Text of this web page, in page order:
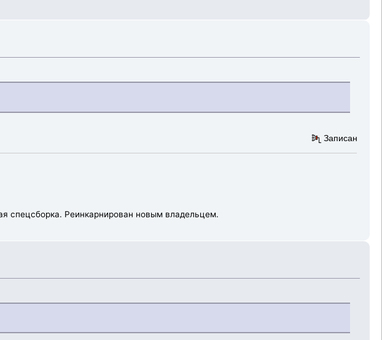
Записан
спецсборка. Реинкарнирован новым владельцем.